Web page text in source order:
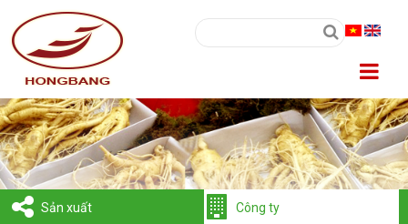
Sản xuất Công ty